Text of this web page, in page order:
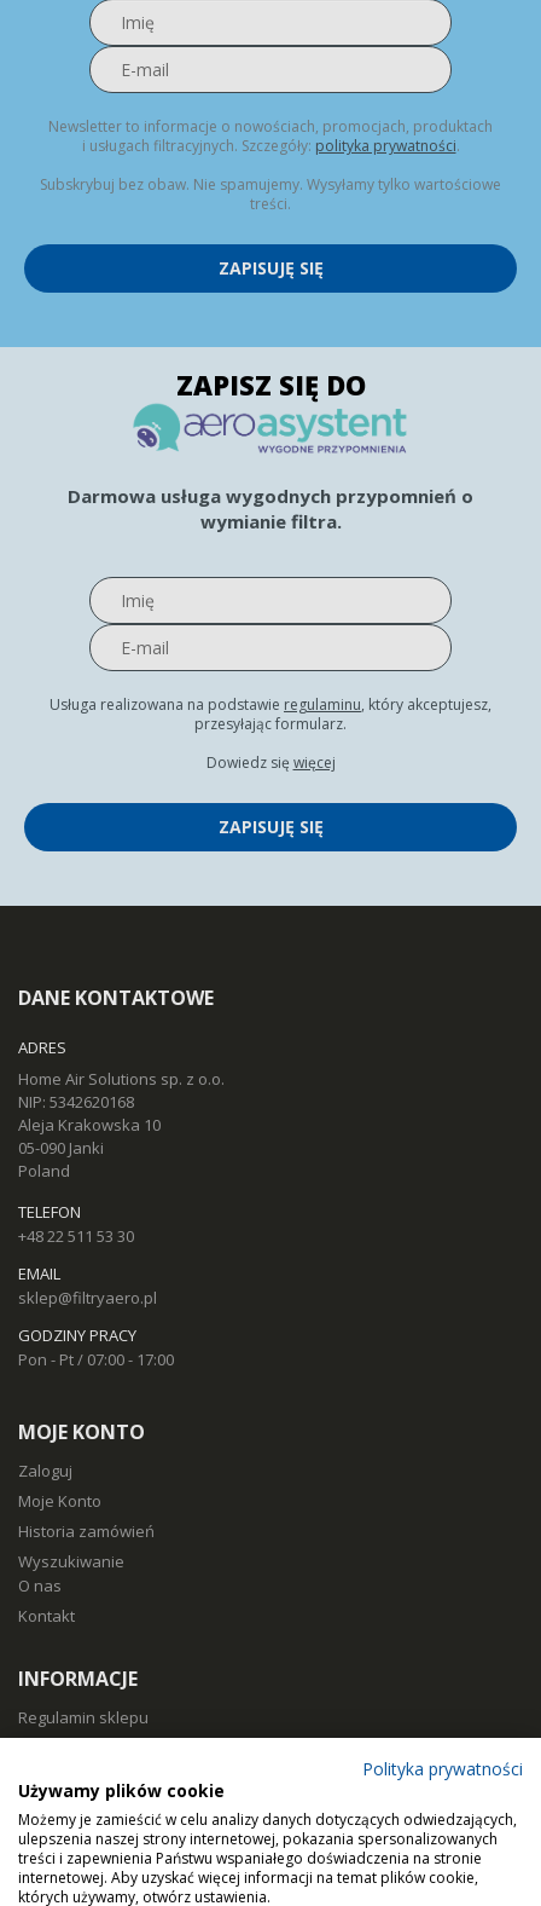
Newsletter to informacje o nowościach, promocjach, produktach
i usługach filtracyjnych. Szczegóły: polityka prywatności.
Subskrybuj bez obaw. Nie spamujemy. Wysyłamy tylko wartościowe
treści.
ZAPISUJĘ SIĘ
ZAPISZ SIĘ DO
Darmowa usługa wygodnych przypomnień o
wymianie filtra.
Usługa realizowana na podstawie regulaminu, który akceptujesz,
przesyłając formularz.
Dowiedz się więcej
ZAPISUJĘ SIĘ
DANE KONTAKTOWE
ADRES
Home Air Solutions sp. z o.o.
NIP: 5342620168
Aleja Krakowska 10
05-090 Janki
Poland
TELEFON
+48 22 511 53 30
EMAIL
sklep@filtryaero.pl
GODZINY PRACY
Pon - Pt / 07:00 - 17:00
MOJE KONTO
Zaloguj
Moje Konto
Historia zamówień
Wyszukiwanie
O nas
Kontakt
INFORMACJE
Regulamin sklepu
Koszty i czas dostawy
Zwroty i reklamacje
Klasy filtracji
Dobierz filtry
Polityka prywatności
Używamy plików cookie
Możemy je zamieścić w celu analizy danych dotyczących odwiedzających,
ulepszenia naszej strony internetowej, pokazania spersonalizowanych
treści i zapewnienia Państwu wspaniałego doświadczenia na stronie
internetowej. Aby uzyskać więcej informacji na temat plików cookie,
których używamy, otwórz ustawienia.